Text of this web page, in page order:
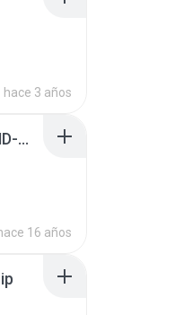
hace 3 años
Sony Vegas Pro 8.0b Build 217-AVCHD-MPG-AC3 FIXED.7z
16 años